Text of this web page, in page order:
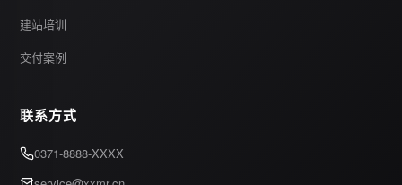
建站培训
交付案例
联系方式
0371-8888-XXXX